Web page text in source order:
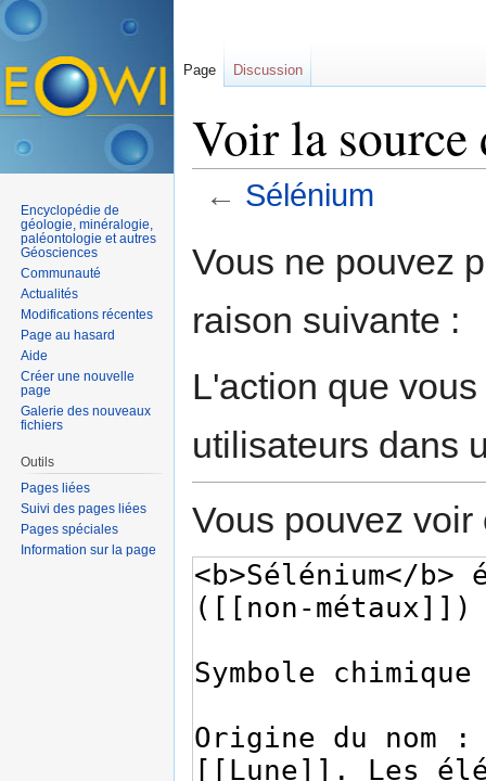
Voir la source
← Sélénium
Vous ne pouvez
raison suivante :
L'action que
utilisateurs dans
Vous pouvez
Page Discussion
Encyclopédie de
géologie, minéralogie,
paléontologie et autres
Géosciences
Communauté
Actualités
Modifications récentes
Page au hasard
Aide
Créer une nouvelle
page
Galerie des nouveaux
fichiers
Outils
Pages liées
Suivi des pages liées
Pages spéciales
Information sur la page